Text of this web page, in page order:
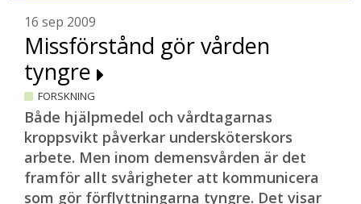
16 sep 2009
Missförstånd gör vården
tyngre
FORSKNING
Både hjälpmedel och vårdtagarnas
kroppsvikt påverkar undersköterskors
arbete. Men inom demensvården är det
framför allt svårigheter att kommunicera
som gör förflyttningarna tyngre. Det visar